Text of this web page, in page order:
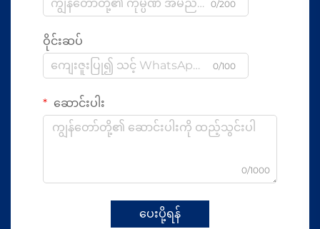
0/200
ဝိုင်းဆပ်
0/100
ဆောင်းပါး
0/1000
ပေးပို့ရန်